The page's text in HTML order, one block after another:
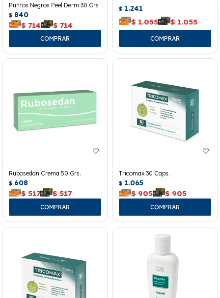
Puntos Negros Peel Derm 30 Grs
$ 840
$ 714 $ 714
$ 1.241
$ 1.055 $ 1.055
Rubosedan Crema 50 Grs.
$ 608
$ 517 $ 517
Tricomax 30 Caps.
$ 1.065
$ 905 $ 905